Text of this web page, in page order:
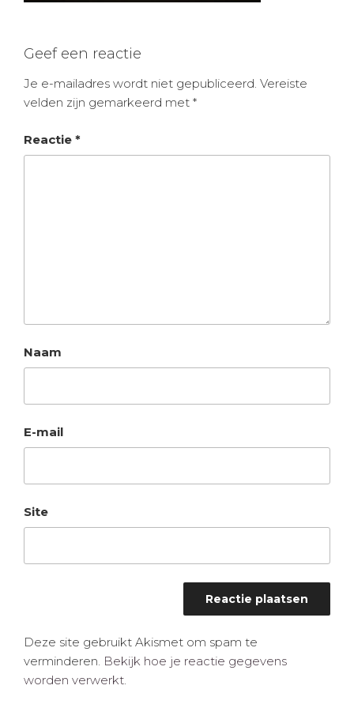
Geef een reactie
Je e-mailadres wordt niet gepubliceerd. Vereiste
velden zijn gemarkeerd met *
Reactie *
Naam
E-mail
Site
Deze site gebruikt Akismet om spam te
verminderen. Bekijk hoe je reactie gegevens
worden verwerkt.